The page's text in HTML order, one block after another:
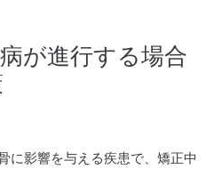
が進行する場合
に影響を与える疾患で、矯正中